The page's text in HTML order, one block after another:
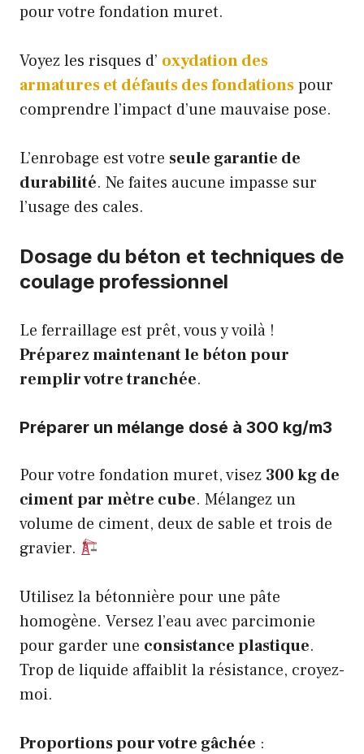
pour votre fondation muret.
Voyez les risques d’ oxydation des
armatures et défauts des fondationspour
comprendre l’impact d’une mauvaise pose.
L’enrobage est votre seule garantie de
durabilité. Ne faites aucune impasse sur
l’usage des cales.
Dosage du béton et techniques de
coulage professionnel
Le ferraillage est prêt, vous y voilà !
Préparez maintenant le béton pour
remplir votre tranchée.
Préparer un mélange dosé à 300 kg/m3
Pour votre fondation muret, visez 300 kg de
ciment par mètre cube. Mélangez un
volume de ciment, deux de sable et trois de
gravier.
Utilisez la bétonnière pour une pâte
homogène. Versez l’eau avec parcimonie
pour garder une consistance plastique.
Trop de liquide affaiblit la résistance, croyez-
moi.
Proportions pour votre gâchée :